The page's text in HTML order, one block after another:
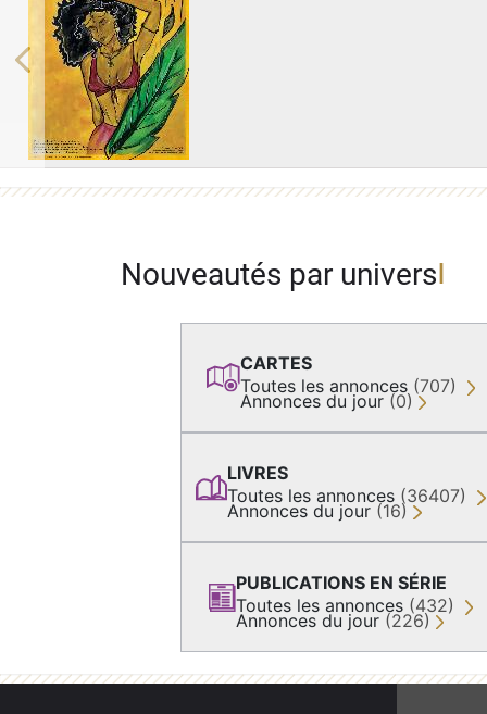
Previous
Nouveautés par univers
CARTES
Toutes les annonces (707)
Annonces du jour (0)
LIVRES
Toutes les annonces (36407)
Annonces du jour (16)
PUBLICATIONS EN SÉRIE
Toutes les annonces (432)
Annonces du jour (226)